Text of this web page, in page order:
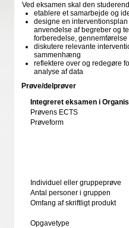
Ved eksamen skal den
etablere et samarbejde og
designe en
anvendelse af begreber og
forberedelse,
diskutere relevante
sammenhæng
reflektere over og redegøre
analyse af data
Prøve/delprøver
Integreret eksamen i
Prøvens ECTS
Prøveform
Individuel eller gruppeprøve
Antal personer i gruppen
Omfang af skriftligt produkt
Opgavetype